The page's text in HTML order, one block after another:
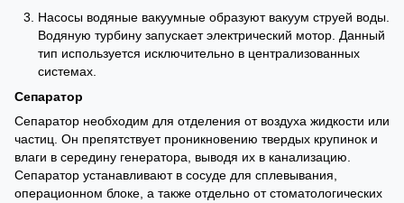
Насосы водяные вакуумные образуют вакуум струей воды.
Водяную турбину запускает электрический мотор. Данный
тип используется исключительно в централизованных
системах.
Сепаратор
Сепаратор необходим для отделения от воздуха жидкости или
частиц. Он препятствует проникновению твердых крупинок и
влаги в середину генератора, выводя их в канализацию.
Сепаратор устанавливают в сосуде для сплевывания,
операционном блоке, а также отдельно от стоматологических